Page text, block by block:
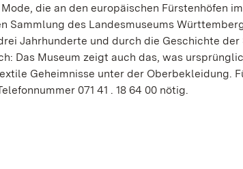
die an den europäischen Fürstenhöfen
des Landesmuseums
Jahrhunderte und durch die Geschichte
Das Museum zeigt auch das, was
Geheimnisse unter der Oberbekleidung.
071 41 . 18 64 00 nötig.